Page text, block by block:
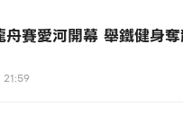
舟賽愛河開幕 舉鐵健身